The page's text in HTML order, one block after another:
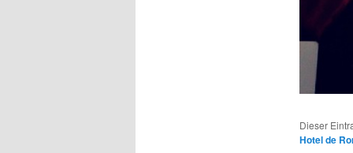
Dieser
Hotel de